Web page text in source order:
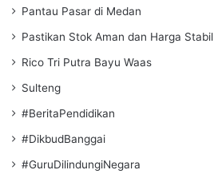
Pantau Pasar di Medan
Pastikan Stok Aman dan Harga Stabil
Rico Tri Putra Bayu Waas
Sulteng
#BeritaPendidikan
#DikbudBanggai
#GuruDilindungiNegara